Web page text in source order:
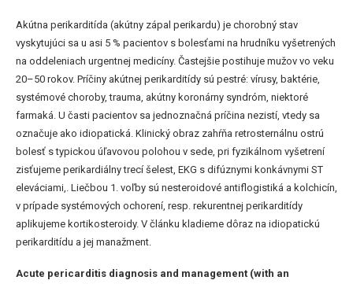
Akútna perikarditída (akútny zápal perikardu) je chorobný stav
vyskytujúci sa u asi 5 % pacientov s bolesťami na hrudníku vyšetrených
na oddeleniach urgentnej medicíny. Častejšie postihuje mužov vo veku
20–50 rokov. Príčiny akútnej perikarditídy sú pestré: vírusy, baktérie,
systémové choroby, trauma, akútny koronárny syndróm, niektoré
farmaká. U časti pacientov sa jednoznačná príčina nezistí, vtedy sa
označuje ako idiopatická. Klinický obraz zahŕňa retrosternálnu ostrú
bolesť s typickou úľavovou polohou v sede, pri fyzikálnom vyšetrení
zisťujeme perikardiálny trecí šelest, EKG s difúznymi konkávnymi ST
eleváciami,. Liečbou 1. voľby sú nesteroidové antiflogistiká a kolchicín,
v prípade systémových ochorení, resp. rekurentnej perikarditídy
aplikujeme kortikosteroidy. V článku kladieme dôraz na idiopatickú
perikarditídu a jej manažment.
Acute pericarditis diagnosis and management (with an